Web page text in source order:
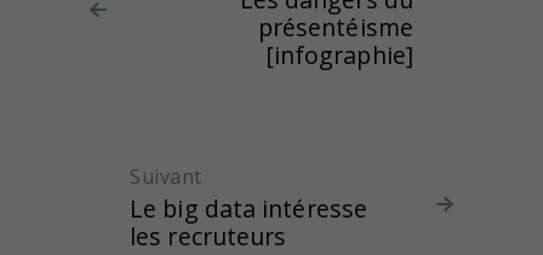
présentéisme
[infographie]
Suivant
Le big data intéresse
les recruteurs